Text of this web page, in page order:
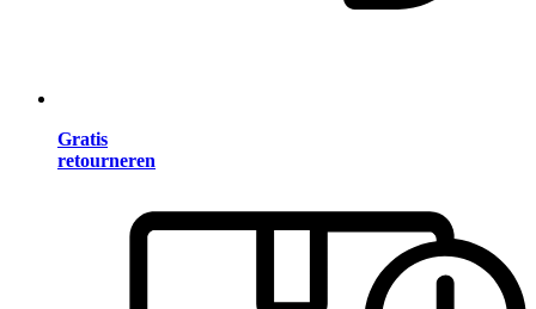
Gratis
retourneren